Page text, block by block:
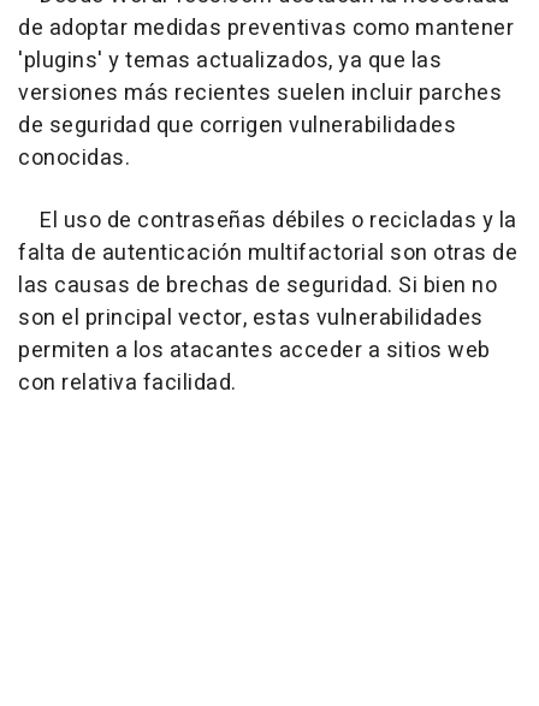
de adoptar medidas preventivas como mantener
'plugins' y temas actualizados, ya que las
versiones más recientes suelen incluir parches
de seguridad que corrigen vulnerabilidades
conocidas.
El uso de contraseñas débiles o recicladas y la
falta de autenticación multifactorial son otras de
las causas de brechas de seguridad. Si bien no
son el principal vector, estas vulnerabilidades
permiten a los atacantes acceder a sitios web
con relativa facilidad.